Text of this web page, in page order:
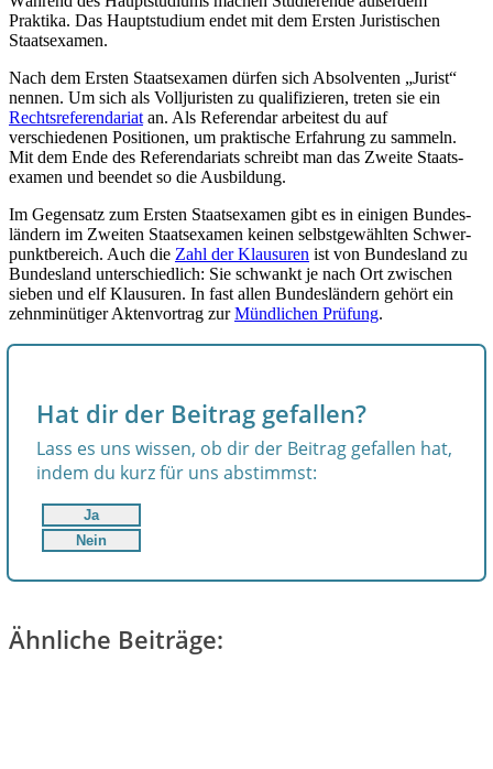
Praktika. Das Hauptstudium endet mit dem Ersten Juristischen
Staatsexamen.
Nach dem Ersten Staats­examen dürfen sich Absolventen „Jurist“
nennen. Um sich als Vollju­risten zu qualifi­zieren, treten sie ein
Rechts­re­fe­ren­dariat an. Als Referendar arbeitest du auf
verschiedenen Positionen, um praktische Erfahrung zu sammeln.
Mit dem Ende des Referen­dariats schreibt man das Zweite Staats­
examen und beendet so die Ausbildung.
Im Gegensatz zum Ersten Staats­examen gibt es in einigen Bundes­
ländern im Zweiten Staats­examen keinen selbst­ge­wählten Schwer­
punkt­bereich. Auch die Zahl der Klausuren ist von Bundesland zu
Bundesland unterschiedlich: Sie schwankt je nach Ort zwischen
sieben und elf Klausuren. In fast allen Bundes­ländern gehört ein
zehnmi­nütiger Aktenvortrag zurMündlichen Prüfung.
Hat dir der Beitrag gefallen?
Lass es uns wissen, ob dir der Beitrag gefallen hat,
indem du kurz für uns abstimmst:
Ja
Nein
Ähnliche Beiträge: